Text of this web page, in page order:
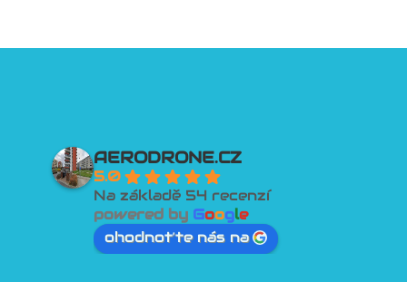
AERODRONE.CZ
5.0
Na základě 54 recenzí
powered by Google
ohodnoťte nás na